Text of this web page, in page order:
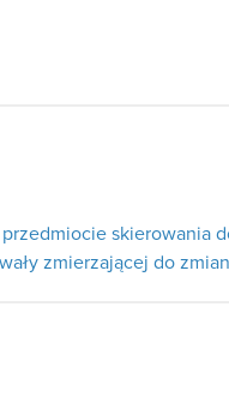
skierowania
zmierzającej do